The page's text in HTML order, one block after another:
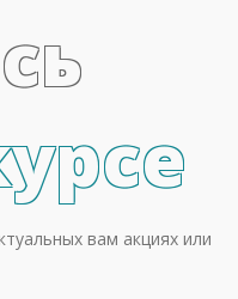
вам акциях или